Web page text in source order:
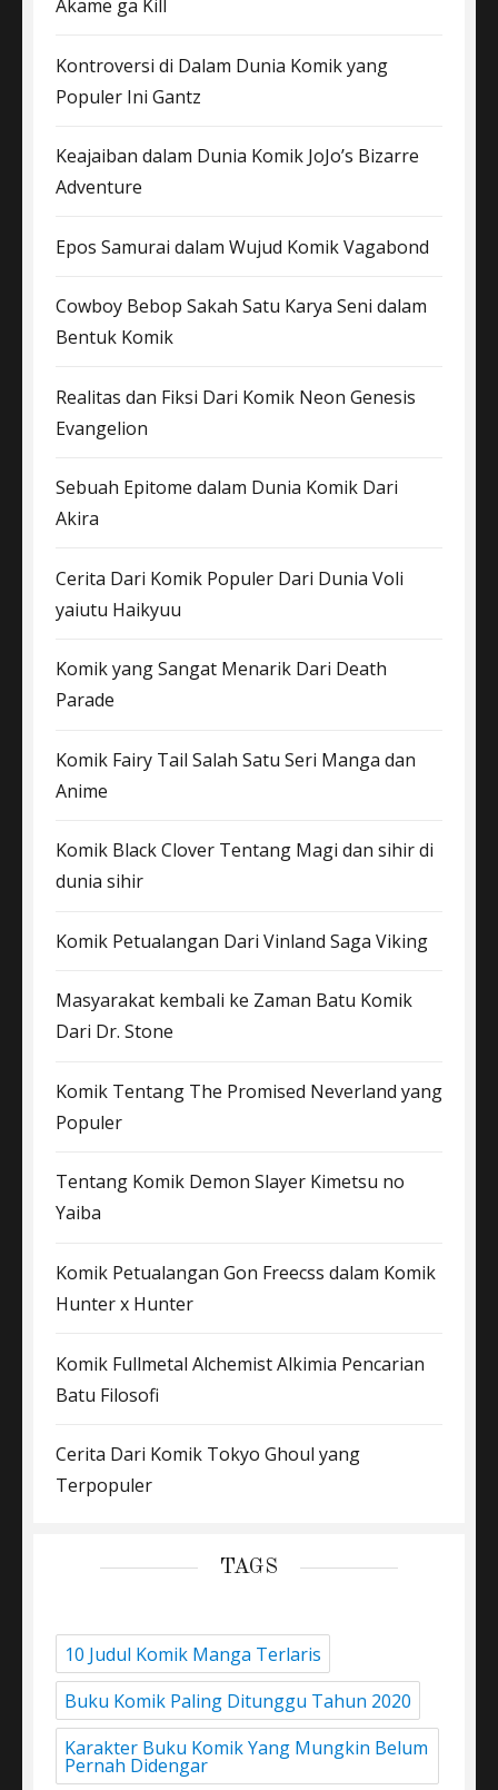
Akame ga Kill
Kontroversi di Dalam Dunia Komik yang
Populer Ini Gantz
Keajaiban dalam Dunia Komik JoJo’s Bizarre
Adventure
Epos Samurai dalam Wujud Komik Vagabond
Cowboy Bebop Sakah Satu Karya Seni dalam
Bentuk Komik
Realitas dan Fiksi Dari Komik Neon Genesis
Evangelion
Sebuah Epitome dalam Dunia Komik Dari
Akira
Cerita Dari Komik Populer Dari Dunia Voli
yaiutu Haikyuu
Komik yang Sangat Menarik Dari Death
Parade
Komik Fairy Tail Salah Satu Seri Manga dan
Anime
Komik Black Clover Tentang Magi dan sihir di
dunia sihir
Komik Petualangan Dari Vinland Saga Viking
Masyarakat kembali ke Zaman Batu Komik
Dari Dr. Stone
Komik Tentang The Promised Neverland yang
Populer
Tentang Komik Demon Slayer Kimetsu no
Yaiba
Komik Petualangan Gon Freecss dalam Komik
Hunter x Hunter
Komik Fullmetal Alchemist Alkimia Pencarian
Batu Filosofi
Cerita Dari Komik Tokyo Ghoul yang
Terpopuler
TAGS
10 Judul Komik Manga Terlaris
Buku Komik Paling Ditunggu Tahun 2020
Karakter Buku Komik Yang Mungkin Belum
Pernah Didengar